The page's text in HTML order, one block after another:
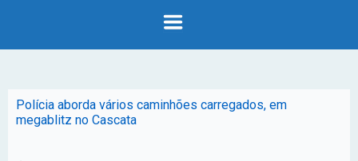
Polícia aborda vários caminhões carregados, em
megablitz no Cascata